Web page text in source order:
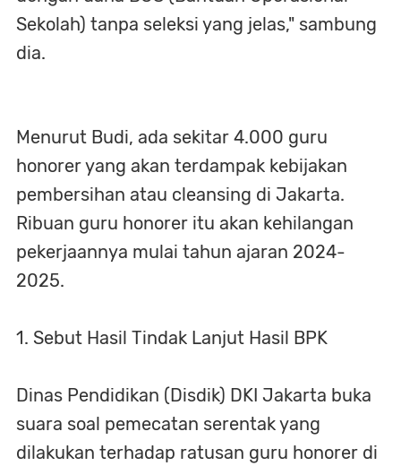
Sekolah) tanpa seleksi yang jelas," sambung
dia.
Menurut Budi, ada sekitar 4.000 guru
honorer yang akan terdampak kebijakan
pembersihan atau cleansing di Jakarta.
Ribuan guru honorer itu akan kehilangan
pekerjaannya mulai tahun ajaran 2024-
2025.
1. Sebut Hasil Tindak Lanjut Hasil BPK
Dinas Pendidikan (Disdik) DKI Jakarta buka
suara soal pemecatan serentak yang
dilakukan terhadap ratusan guru honorer di